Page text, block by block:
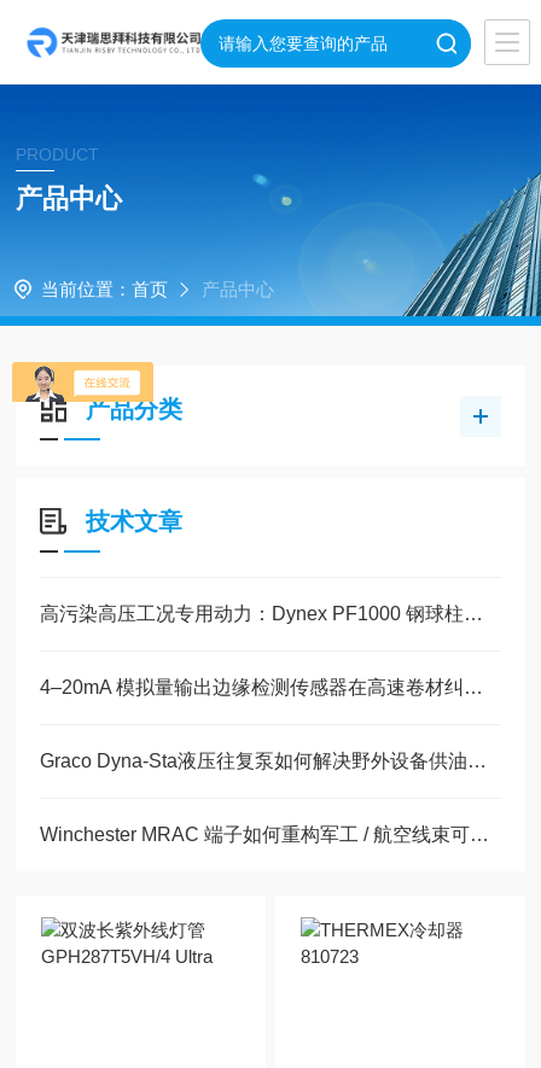
PRODUCT
产品中心
当前位置： 首页 产品中心
产品分类
技术文章
高污染高压工况专用动力：Dynex PF1000 钢球柱塞泵耐污结构技术解析
4–20mA 模拟量输出边缘检测传感器在高速卷材纠偏中的应用方案
Graco Dyna-Sta液压往复泵如何解决野外设备供油难题
Winchester MRAC 端子如何重构军工 / 航空线束可靠性体系